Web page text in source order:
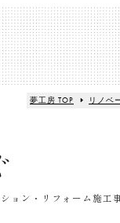
夢工房 TOP リノベ
ョン・リフォーム施工